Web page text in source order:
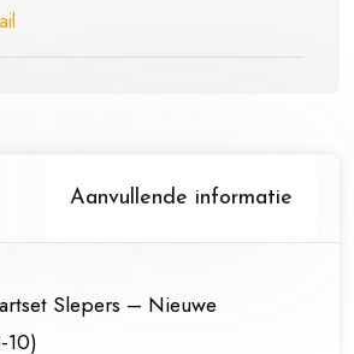
Aanvullende informatie
Slepers – Nieuwe
10)